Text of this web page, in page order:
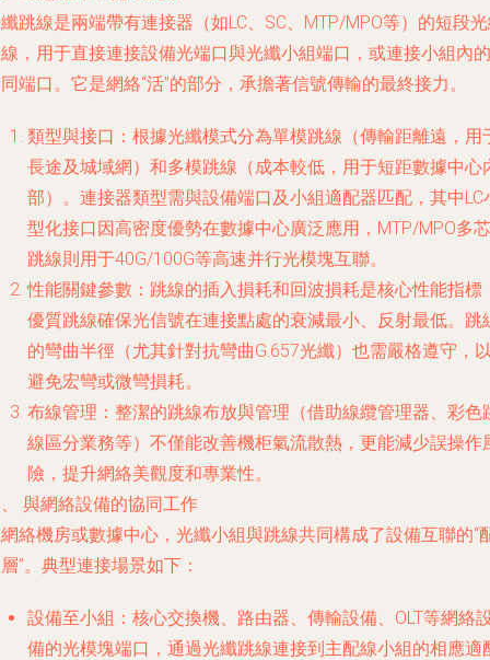
跳線是兩端帶有連接器（如LC、SC、MTP/MPO等）的短段
，用于直接連接設備光端口與光纖小組端口，或連接小組內的
端口。它是網絡“活”的部分，承擔著信號傳輸的最終接力。
類型與接口 ：根據光纖模式分為單模跳線（傳輸距離遠，用
長途及城域網）和多模跳線（成本較低，用于短距數據中心
部）。連接器類型需與設備端口及小組適配器匹配，其中LC
型化接口因高密度優勢在數據中心廣泛應用，MTP/MPO多芯
跳線則用于40G/100G等高速并行光模塊互聯。
性能關鍵參數 ：跳線的插入損耗和回波損耗是核心性能指標
優質跳線確保光信號在連接點處的衰減最小、反射最低。跳
的彎曲半徑（尤其針對抗彎曲G.657光纖）也需嚴格遵守，
避免宏彎或微彎損耗。
布線管理 ：整潔的跳線布放與管理（借助線纜管理器、彩色
線區分業務等）不僅能改善機柜氣流散熱，更能減少誤操作
險，提升網絡美觀度和專業性。
與網絡設備的協同工作
絡機房或數據中心，光纖小組與跳線共同構成了設備互聯的“
”。典型連接場景如下：
設備至小組 ：核心交換機、路由器、傳輸設備、OLT等網絡
備的光模塊端口，通過光纖跳線連接到主配線小組的相應適